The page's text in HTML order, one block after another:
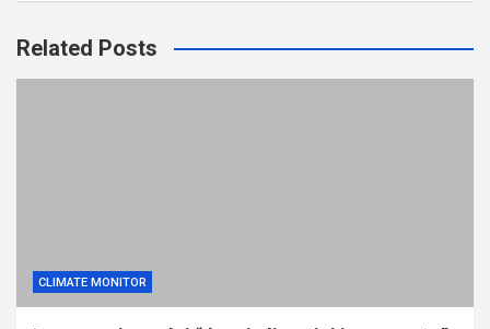
Related Posts
CLIMATE MONITOR